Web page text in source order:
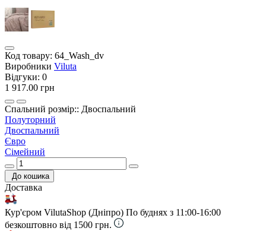
Код товару: 64_Wash_dv
Виробники Viluta
Відгуки: 0
1 917.00 грн
Спальний розмір:: Двоспальний
Полуторний
Двоспальний
Євро
Сімейний
До кошика
Доставка
Кур'єром VilutaShop (Дніпро) По буднях з 11:00-16:00
безкоштовно від 1500 грн.